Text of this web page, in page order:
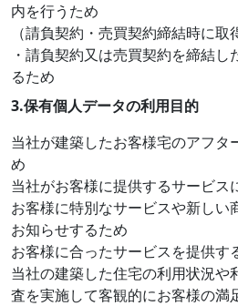
内を行うため
（請負契約・売買契約締結時に取
・請負契約又は売買契約を締結
るため
3.保有個人データの利用目的
当社が建築したお客様宅のアフタ
め
当社がお客様に提供するサービス
お客様に特別なサービスや新しい
お知らせするため
お客様に合ったサービスを提供す
当社の建築した住宅の利用状況や
査を実施して客観的にお客様の満